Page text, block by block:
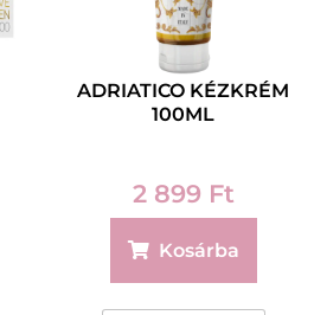
ADRIATICO KÉZKRÉM
100ML
2 899 Ft
Kosárba